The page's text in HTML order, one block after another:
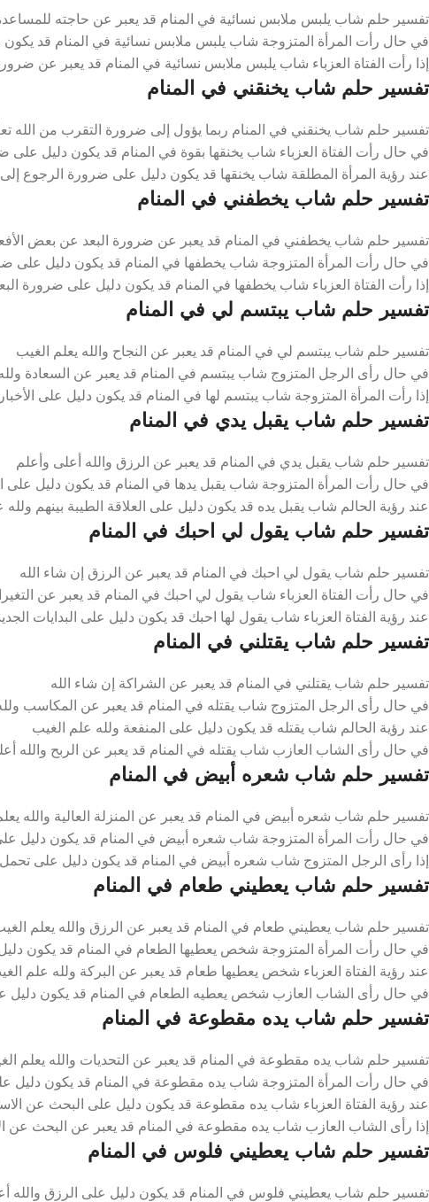
تفسير حلم شاب يلبس ملابس نسائية في المنام قد يعبر عن حاجته للمساعدة
في حال رأت المرأة المتزوجة شاب يلبس ملابس نسائية في المنام قد
إذا رأت الفتاة العزباء شاب يلبس ملابس نسائية في المنام قد يعبر عن ضرورة
تفسير حلم شاب يخنقني في المنام
تفسير حلم شاب يخنقني في المنام ربما يؤول إلى ضرورة التقرب من الله
في حال رأت الفتاة العزباء شاب يخنقها بقوة في المنام قد يكون دليل على
عند رؤية المرأة المطلقة شاب يخنقها قد يكون دليل على ضرورة الرجوع إلى
تفسير حلم شاب يخطفني في المنام
تفسير حلم شاب يخطفني في المنام قد يعبر عن ضرورة البعد عن بعض
في حال رأت المرأة المتزوجة شاب يخطفها في المنام قد يكون دليل على
إذا رأت الفتاة العزباء شاب يخطفها في المنام قد يكون دليل على ضرورة
تفسير حلم شاب يبتسم لي في المنام
تفسير حلم شاب يبتسم لي في المنام قد يعبر عن النجاح والله يعلم الغيب
في حال رأى الرجل المتزوج شاب يبتسم في المنام قد يعبر عن السعادة
إذا رأت المرأة المتزوجة شاب يبتسم لها في المنام قد يكون دليل على
تفسير حلم شاب يقبل يدي في المنام
تفسير حلم شاب يقبل يدي في المنام قد يعبر عن الرزق والله أعلى وأعلم
في حال رأت المرأة المتزوجة شاب يقبل يدها في المنام قد يكون دليل على
عند رؤية الحالم شاب يقبل يده قد يكون دليل على العلاقة الطيبة بينهم ولله
تفسير حلم شاب يقول لي احبك في المنام
تفسير حلم شاب يقول لي احبك في المنام قد يعبر عن الرزق إن شاء الله
في حال رأت الفتاة العزباء شاب يقول لي احبك في المنام قد يعبر عن
عند رؤية الفتاة العزباء شاب يقول لها احبك قد يكون دليل على البدايات
تفسير حلم شاب يقتلني في المنام
تفسير حلم شاب يقتلني في المنام قد يعبر عن الشراكة إن شاء الله
في حال رأى الرجل المتزوج شاب يقتله في المنام قد يعبر عن المكاسب
عند رؤية الحالم شاب يقتله قد يكون دليل على المنفعة ولله علم الغيب
في حال رأى الشاب العازب شاب يقتله في المنام قد يعبر عن الربح والله
تفسير حلم شاب شعره أبيض في المنام
تفسير حلم شاب شعره أبيض في المنام قد يعبر عن المنزلة العالية والله
في حال رأت المرأة المتزوجة شاب شعره أبيض في المنام قد يكون دليل على
إذا رأى الرجل المتزوج شاب شعره أبيض في المنام قد يكون دليل على
تفسير حلم شاب يعطيني طعام في المنام
تفسير حلم شاب يعطيني طعام في المنام قد يعبر عن الرزق والله يعلم
في حال رأت المرأة المتزوجة شخص يعطيها الطعام في المنام قد يكون دليل
عند رؤية الفتاة العزباء شخص يعطيها طعام قد يعبر عن البركة ولله علم
في حال رأى الشاب العازب شخص يعطيه الطعام في المنام قد يكون دليل
تفسير حلم شاب يده مقطوعة في المنام
تفسير حلم شاب يده مقطوعة في المنام قد يعبر عن التحديات والله يعلم
في حال رأت المرأة المتزوجة شاب يده مقطوعة في المنام قد يكون دليل
عند رؤية الفتاة العزباء شاب يده مقطوعة قد يكون دليل على البحث عن
إذا رأى الشاب العازب شاب يده مقطوعة في المنام قد يعبر عن البحث عن
تفسير حلم شاب يعطيني فلوس في المنام
تفسير حلم شاب يعطيني فلوس في المنام قد يكون دليل على الرزق والله